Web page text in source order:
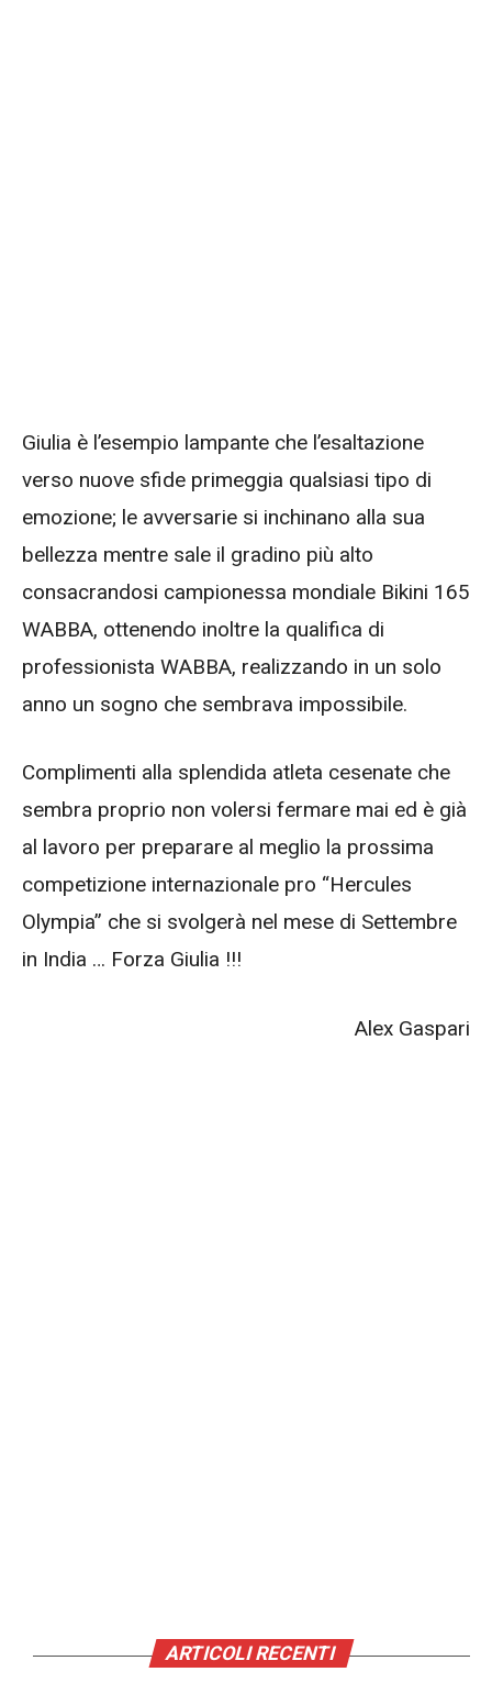
Giulia è l’esempio lampante che l’esaltazione
verso nuove sfide primeggia qualsiasi tipo di
emozione; le avversarie si inchinano alla sua
bellezza mentre sale il gradino più alto
consacrandosi campionessa mondiale Bikini 165
WABBA, ottenendo inoltre la qualifica di
professionista WABBA, realizzando in un solo
anno un sogno che sembrava impossibile.
Complimenti alla splendida atleta cesenate che
sembra proprio non volersi fermare mai ed è già
al lavoro per preparare al meglio la prossima
competizione internazionale pro “Hercules
Olympia” che si svolgerà nel mese di Settembre
in India … Forza Giulia !!!
Alex Gaspari
ARTICOLI RECENTI